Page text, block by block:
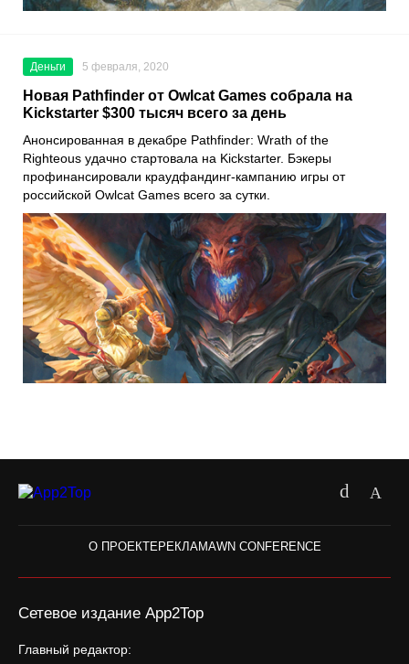
Деньги 5 февраля, 2020
Новая Pathfinder от Owlcat Games собрала на
Kickstarter $300 тысяч всего за день
Анонсированная в декабре Pathfinder: Wrath of the
Righteous удачно стартовала на Kickstarter. Бэкеры
профинансировали краудфандинг-кампанию игры от
российской Owlcat Games всего за сутки.
О ПРОЕКТЕ РЕКЛАМАWN CONFERENCE
Сетевое издание App2Top
Главный редактор: